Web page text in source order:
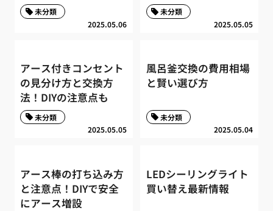
2025.05.06
未分類
2025.05.05
未分類
アース付きコンセント
の見分け方と交換方
法！DIYの注意点も
2025.05.05
未分類
風呂釜交換の費用相場
と賢い選び方
2025.05.04
未分類
アース棒の打ち込み方
と注意点！DIYで安全
にアース増設
LEDシーリングライト
買い替え最新情報